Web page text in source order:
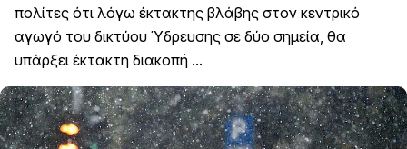
πολίτες ότι λόγω έκτακτης βλάβης στον κεντρικό
αγωγό του δικτύου Ύδρευσης σε δύο σημεία, θα
υπάρξει έκτακτη διακοπή ...